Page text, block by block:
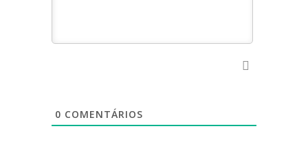
0 COMENTÁRIOS